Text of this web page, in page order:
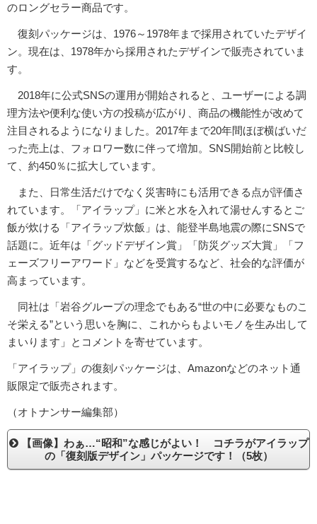
のロングセラー商品です。
復刻パッケージは、1976～1978年まで採用されていたデザイ
ン。現在は、1978年から採用されたデザインで販売されていま
す。
2018年に公式SNSの運用が開始されると、ユーザーによる調
理方法や便利な使い方の投稿が広がり、商品の機能性が改めて
注目されるようになりました。2017年まで20年間ほぼ横ばいだ
った売上は、フォロワー数に伴って増加。SNS開始前と比較し
て、約450％に拡大しています。
また、日常生活だけでなく災害時にも活用できる点が評価さ
れています。「アイラップ」に米と水を入れて湯せんするとご
飯が炊ける「アイラップ炊飯」は、能登半島地震の際にSNSで
話題に。近年は「グッドデザイン賞」「防災グッズ大賞」「フ
ェーズフリーアワード」などを受賞するなど、社会的な評価が
高まっています。
同社は「岩谷グループの理念でもある“世の中に必要なものこ
そ栄える”という思いを胸に、これからもよいモノを生み出して
まいります」とコメントを寄せています。
「アイラップ」の復刻パッケージは、Amazonなどのネット通
販限定で販売されます。
（オトナンサー編集部）
【画像】わぁ…“昭和”な感じがよい！ コチラがアイラップ
の「復刻版デザイン」パッケージです！（5枚）